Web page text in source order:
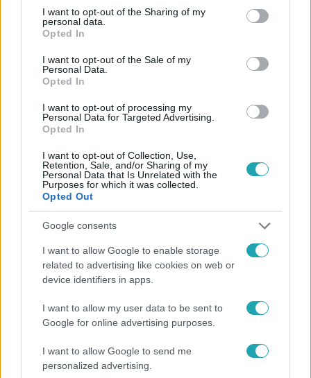
not limited to your visit or usage behaviour. You may click to
grant or deny consent to Google and its third-party tags to
use your data for below specified purposes in below Google
consent section.
I want to opt-out of the Sharing of my
personal data.
Opted In
I want to opt-out of the Sale of my
Personal Data.
Opted In
I want to opt-out of processing my
Personal Data for Targeted Advertising.
Opted In
I want to opt-out of Collection, Use,
Retention, Sale, and/or Sharing of my
Personal Data that Is Unrelated with the
Purposes for which it was collected.
Opted Out
Google consents
I want to allow Google to enable storage
related to advertising like cookies on web or
device identifiers in apps.
I want to allow my user data to be sent to
Google for online advertising purposes.
I want to allow Google to send me
personalized advertising.
#RTL KLUB
POKORNY LIA #BÁNKI GERGELY #TÓTH ENIKŐ
Népszerű